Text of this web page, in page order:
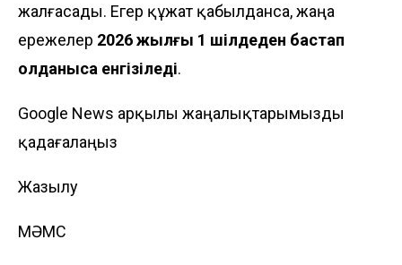
жалғасады. Егер құжат қабылданса, жаңа
ережелер 2026 жылғы 1 шілдеден бастап
қолданысқа енгізіледі.
Google News арқылы жаңалықтарымызды
қадағалаңыз
Жазылу
МӘМС